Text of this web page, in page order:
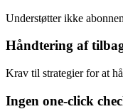
Understøtter ikke
Håndtering af
Krav til strategier for at
Ingen one-click